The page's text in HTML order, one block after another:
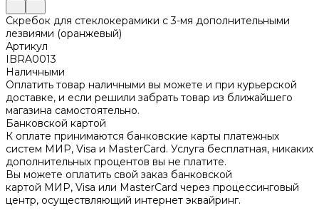
Скребок для стеклокерамики с 3-мя дополнительными
лезвиями (оранжевый)
Артикул
IBRA0013
Наличными
Оплатить товар наличными вы можете и при курьерской
доставке, и если решили забрать товар из ближайшего
магазина самостоятельно.
Банковской картой
К оплате принимаются банковские карты платежных
систем МИР, Visa и MasterCard. Услуга бесплатная, никаких
дополнительных процентов вы не платите.
Вы можете оплатить свой заказ банковской
картой МИР, Visa или MasterCard через процессинговый
центр, осуществляющий интернет эквайринг.